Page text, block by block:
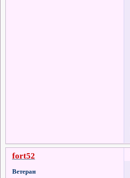
fort52
Ветеран